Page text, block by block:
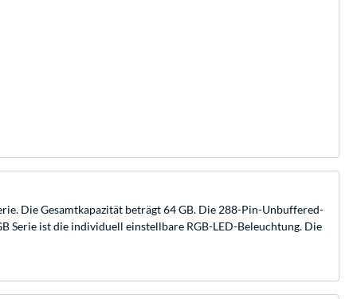
Die Gesamtkapazität beträgt 64 GB. Die 288-Pin-Unbuffered-
Serie ist die individuell einstellbare RGB-LED-Beleuchtung. Die